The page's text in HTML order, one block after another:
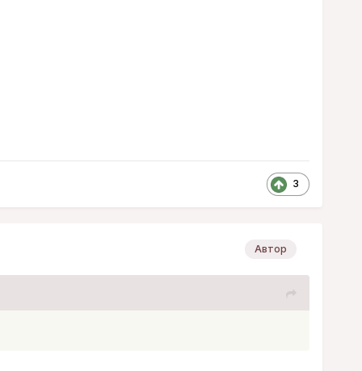
3
Автор